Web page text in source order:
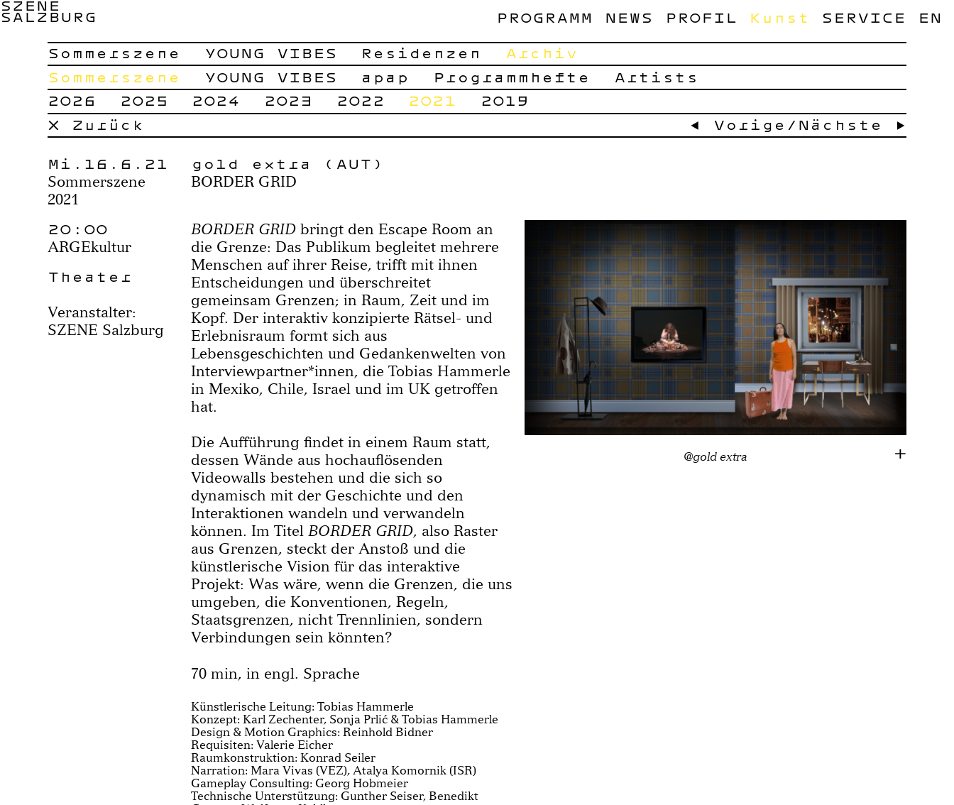
SZENE
SALZBURG PROGRAMM NEWS PROFIL
Kunst
Sommerszene
YOUNG VIBES Residenzen
Archiv
Sommerszene
2026
2025 2024 2023 2022 2021 2019
YOUNG VIBES apap Programmhefte Artists
SERVICE EN
× Zurück ← Vorige / Nächste →
Mi.16.6.21
Sommerszene
2021
gold extra (AUT)
BORDER GRID
20:00
ARGEkultur
Theater
Veranstalter:
SZENE Salzburg
@gold extra
BORDER GRIDbringt den Escape Room an
die Grenze: Das Publikum begleitet mehrere
Menschen auf ihrer Reise, trifft mit ihnen
Entscheidungen und überschreitet
gemeinsam Grenzen; in Raum, Zeit und im
Kopf. Der interaktiv konzipierte Rätsel- und
Erlebnisraum formt sich aus
Lebensgeschichten und Gedankenwelten von
Interviewpartner*innen, die Tobias Hammerle
in Mexiko, Chile, Israel und im UK getroffen
hat.
Die Aufführung findet in einem Raum statt,
dessen Wände aus hochauflösenden
Videowalls bestehen und die sich so
dynamisch mit der Geschichte und den
Interaktionen wandeln und verwandeln
können. Im Titel BORDER GRID, also Raster
aus Grenzen, steckt der Anstoß und die
künstlerische Vision für das interaktive
Projekt: Was wäre, wenn die Grenzen, die uns
umgeben, die Konventionen, Regeln,
Staatsgrenzen, nicht Trennlinien, sondern
Verbindungen sein könnten?
70 min, in engl. Sprache
Künstlerische Leitung: Tobias Hammerle
Konzept: Karl Zechenter, Sonja Prlić & Tobias Hammerle
Design & Motion Graphics: Reinhold Bidner
Requisiten: Valerie Eicher
Raumkonstruktion: Konrad Seiler
Narration: Mara Vivas (VEZ), Atalya Komornik (ISR)
Gameplay Consulting: Georg Hobmeier
Technische Unterstützung: Gunther Seiser, Benedikt